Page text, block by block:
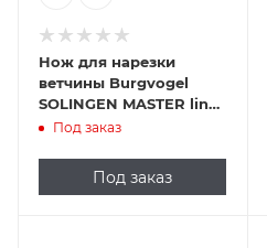
Нож для нарезки
ветчины Burgvogel
SOLINGEN MASTER line
688.95-26
Под заказ
Под заказ